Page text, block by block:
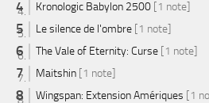
Kronologic Babylon 2500 [1 note]
Le silence de l'ombre [1 note]
The Vale of Eternity: Curse [1 note]
Maitshin [1 note]
Wingspan: Extension Amériques [1